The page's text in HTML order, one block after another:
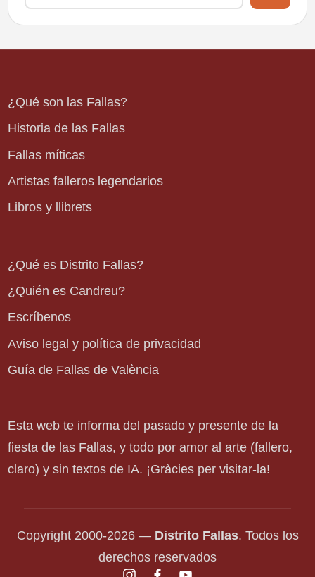
¿Qué son las Fallas?
Historia de las Fallas
Fallas míticas
Artistas falleros legendarios
Libros y llibrets
¿Qué es Distrito Fallas?
¿Quién es Candreu?
Escríbenos
Aviso legal y política de privacidad
Guía de Fallas de València
Esta web te informa del pasado y presente de la
fiesta de las Fallas, y todo por amor al arte (fallero,
claro) y sin textos de IA. ¡Gràcies per visitar-la!
Copyright 2000-2026 — Distrito Fallas. Todos los
derechos reservados